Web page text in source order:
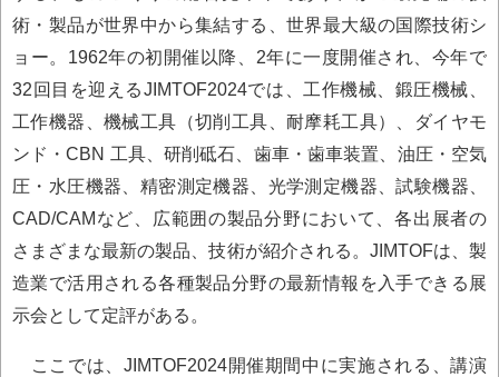
術・製品が世界中から集結する、世界最大級の国際技術シ
ョー。1962年の初開催以降、2年に一度開催され、今年で
32回目を迎えるJIMTOF2024では、工作機械、鍛圧機械、
工作機器、機械工具（切削工具、耐摩耗工具）、ダイヤモ
ンド・CBN 工具、研削砥石、歯車・歯車装置、油圧・空気
圧・水圧機器、精密測定機器、光学測定機器、試験機器、
CAD/CAMなど、広範囲の製品分野において、各出展者の
さまざまな最新の製品、技術が紹介される。JIMTOFは、製
造業で活用される各種製品分野の最新情報を入手できる展
示会として定評がある。
ここでは、JIMTOF2024開催期間中に実施される、講演